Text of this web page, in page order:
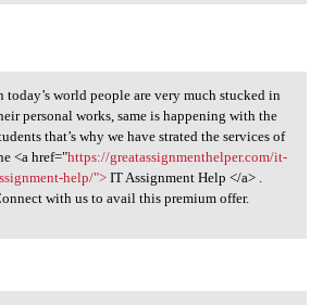
world people are
today’s world people are very much stucked in
personal works, same is happening with the
that’s why we have strated the services of
<a href="https://greatassignmenthelper.com/it-
help/">IT Assignment Help </a> .
with us to avail this premium offer.